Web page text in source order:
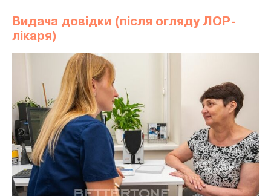
Видача довідки (після огляду ЛОР-
лікаря)